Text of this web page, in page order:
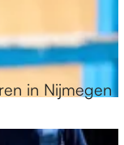
in Nijmegen